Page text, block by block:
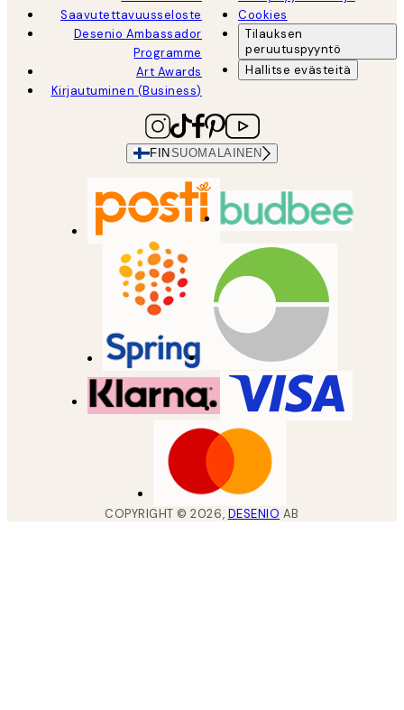
Saavutettavuusseloste
Desenio Ambassador
Programme
Art Awards
Kirjautuminen (Business)
Cookies
Tilauksen
peruutuspyyntö
Hallitse evästeitä
FIN SUOMALAINEN
COPYRIGHT ©2026, DESENIO AB